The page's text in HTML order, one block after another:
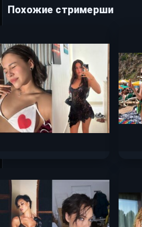
Похожие стримерши
горячих фото 2025